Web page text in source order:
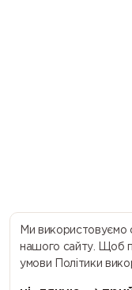
Ми використовуємо
нашого сайту. Щоб
умови Політики